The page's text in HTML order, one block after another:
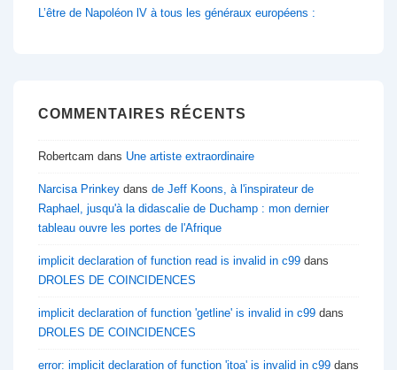
L’être de Napoléon lV à tous les généraux européens :
COMMENTAIRES RÉCENTS
Robertcam dans Une artiste extraordinaire
Narcisa Prinkey dans de Jeff Koons, à l'inspirateur de
Raphael, jusqu'à la didascalie de Duchamp : mon dernier
tableau ouvre les portes de l'Afrique
implicit declaration of function read is invalid in c99 dans
DROLES DE COINCIDENCES
implicit declaration of function 'getline' is invalid in c99 dans
DROLES DE COINCIDENCES
error: implicit declaration of function 'itoa' is invalid in c99 dans